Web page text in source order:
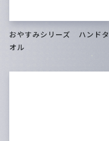
おやすみシリーズ ハンドタ
オル